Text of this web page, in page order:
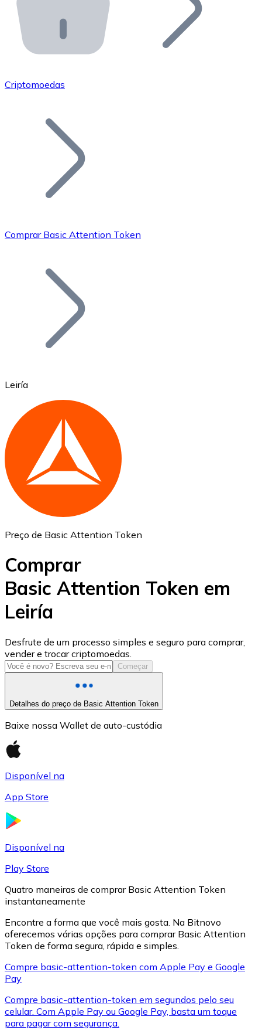
API Bitnovo
Integre nossa API no seu ecossistema.
Junte-se à nossa rede de revendedores e comercialize
Adicione o token do seu projeto ao nosso serviço de
Bitcoin
Ethereum
ETH
USD Coin
USDC
Ver tudo
Criptomoedas
Comprar Basic Attention Token
Leiría
Preço de Basic Attention Token
Comprar
Basic Attention Token em
Leiría
Desfrute de um processo simples e seguro para comprar,
vender e trocar criptomoedas.
Começar
Detalhes do preço de Basic Attention Token
Baixe nossa Wallet de auto-custódia
Disponível na
App Store
Disponível na
Play Store
Quatro maneiras de comprar Basic Attention Token
instantaneamente
Encontre a forma que você mais gosta. Na Bitnovo
oferecemos várias opções para comprar Basic Attention
Token de forma segura, rápida e simples.
Compre basic-attention-token com Apple Pay e Google
Pay
Compre basic-attention-token em segundos pelo seu
celular. Com Apple Pay ou Google Pay, basta um toque
para pagar com segurança.